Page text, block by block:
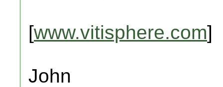
[www.vitisphere.com]
John